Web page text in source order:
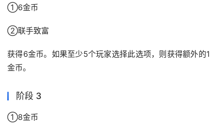
①6金币
②联手致富
获得6金币。如果至少5个玩家选择此选项，则获得额外的1
金币。
阶段 3
①8金币